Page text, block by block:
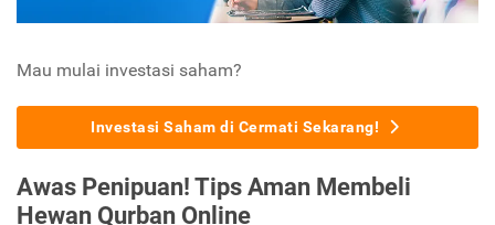
Mau mulai investasi saham?
Investasi Saham di Cermati Sekarang!
Awas Penipuan! Tips Aman Membeli
Hewan Qurban Online